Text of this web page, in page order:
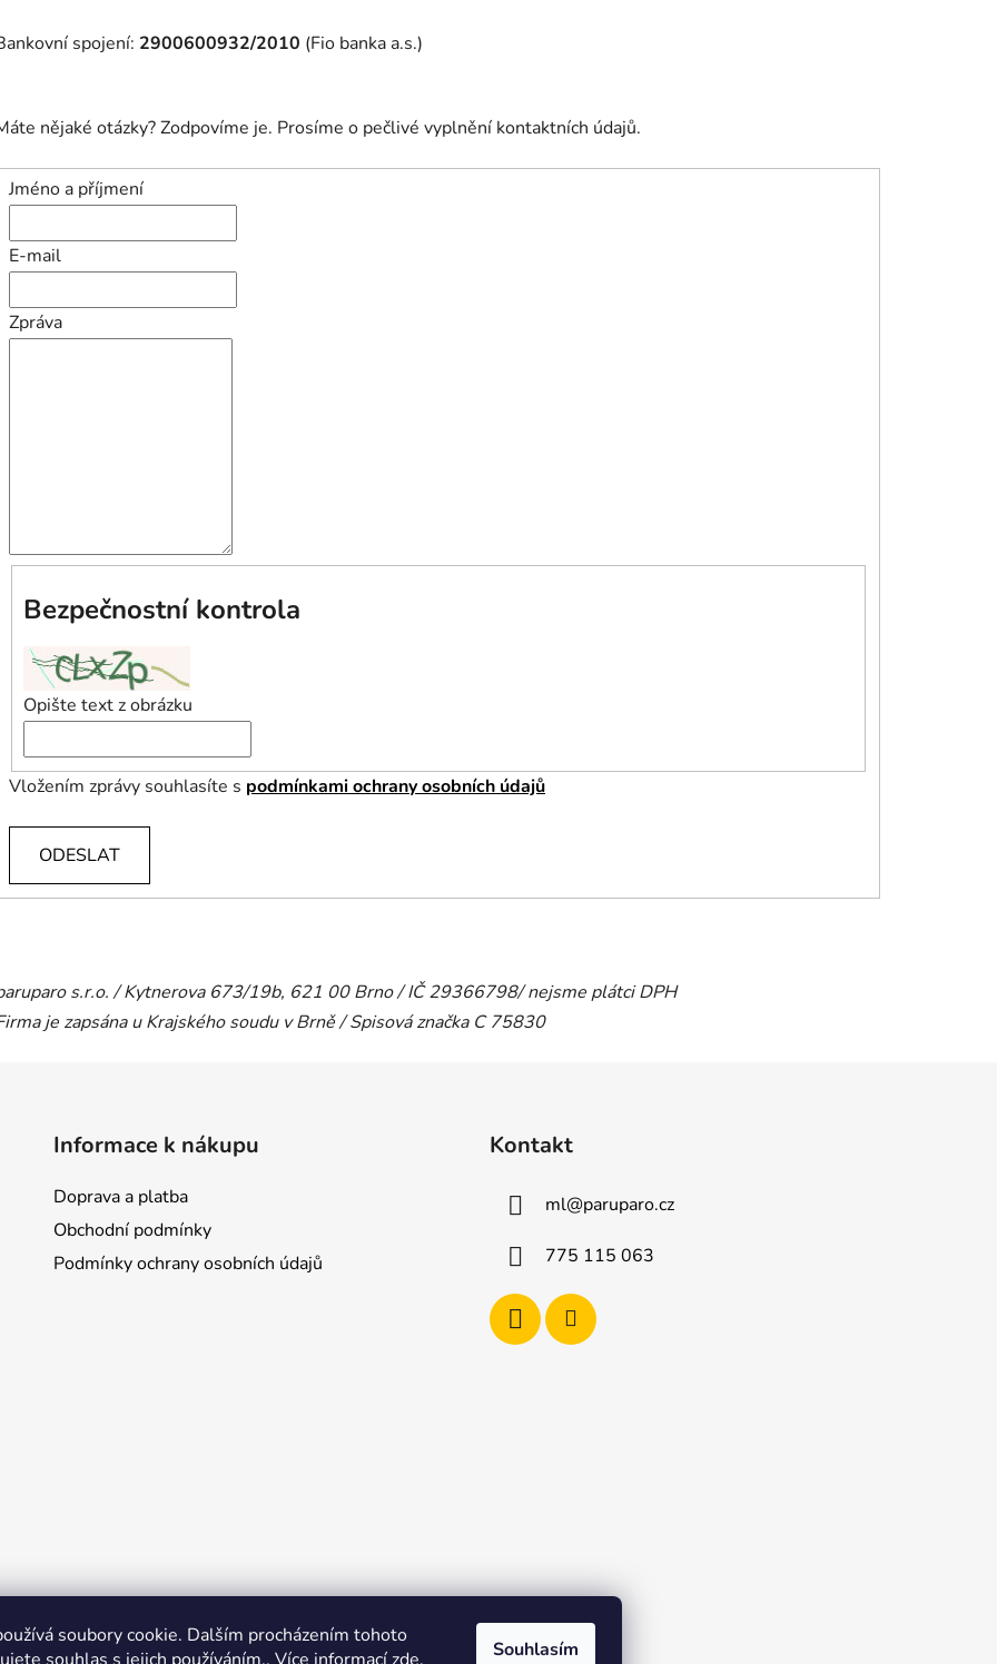
soubory cookie. Dalším procházením tohoto
Souhlasím
spojení: 2900600932/2010 (Fio banka a.s.)
nějaké otázky? Zodpovíme je. Prosíme o pečlivé vyplnění kontaktních údajů.
Jméno a příjmení
E-mail
Zpráva
Bezpečnostní kontrola
Opište text z obrázku
Vložením zprávy souhlasíte s podmínkami ochrany osobních údajů
ODESLAT
s.r.o. / Kytnerova 673/19b, 621 00 Brno / IČ 29366798/ nejsme plátci DPH
je zapsána u Krajského soudu v Brně / Spisová značka C 75830
Informace k nákupu
Doprava a platba
Obchodní podmínky
Podmínky ochrany osobních údajů
Kontakt
ml@paruparo.cz
775 115 063